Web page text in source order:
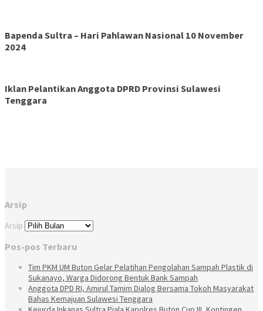
Bapenda Sultra – Hari Pahlawan Nasional 10 November
2024
Iklan Pelantikan Anggota DPRD Provinsi Sulawesi
Tenggara
Arsip
Arsip
Pos-pos Terbaru
Tim PKM UM Buton Gelar Pelatihan Pengolahan Sampah Plastik di
Sukanayo, Warga Didorong Bentuk Bank Sampah
Anggota DPD RI, Amirul Tamim Dialog Bersama Tokoh Masyarakat
Bahas Kemajuan Sulawesi Tenggara